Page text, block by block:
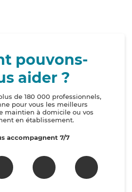
pouvons-
aider ?
de 180 000 professionnels,
pour vous les meilleurs
maintien à domicile ou vos
en établissement.
accompagnent 7/7